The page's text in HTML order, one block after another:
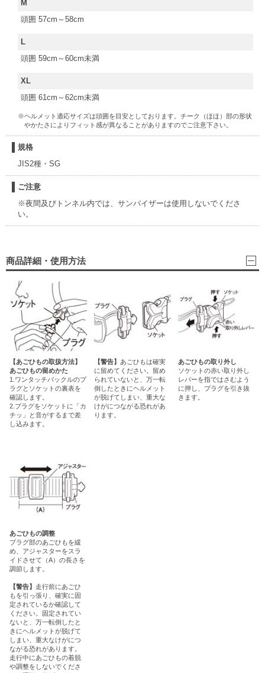
M
頭囲 57cm～58cm
L
頭囲 59cm～60cm未満
XL
頭囲 61cm～62cm未満
※ヘルメット適応サイズは頭囲を目安としております。チーク（ほほ）部の形状
やかたさによりフィット感が異なることがありますのでご注意下さい。
規格
JIS2種・SG
ご注意
※夜間及びトンネル内では、サンバイザーは使用しないでくださ
い。
商品詳細・使用方法
【あごひもの取扱方法】
あごひもの留めかた
1.ワンタッチバックルのプ
ラグとソケットの裏表を
確認します。
2.プラグをソケットに「カ
チッ」と音がするまで差
し込みます。
【警告】
あごひもは確実
に留めてください。留め
られていないと、万一転
倒したときにヘルメット
が脱げてしまい、重大な
けがにつながる恐れがあ
ります。
あごひもの取り外し
ソケットの赤い取り外し
レバーを指ではさむよう
に押し、プラグを引き抜
きます。
あごひもの調整
プラグ部のあごひもを緩
め、アジャスターをスラ
イドさせて（A）の長さを
調節します。
【警告】 走行前にあごひ
もを引っ張り、確実に固
定されているか確認して
ください。固定されてい
ないと、万一転倒したと
きにヘルメットが脱げて
しまい、重大なけがにつ
ながる恐れがあります。
走行中にあごひもの着脱
や調整をしないでくださ